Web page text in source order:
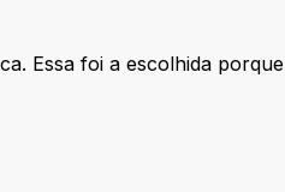
Essa foi a escolhida porque